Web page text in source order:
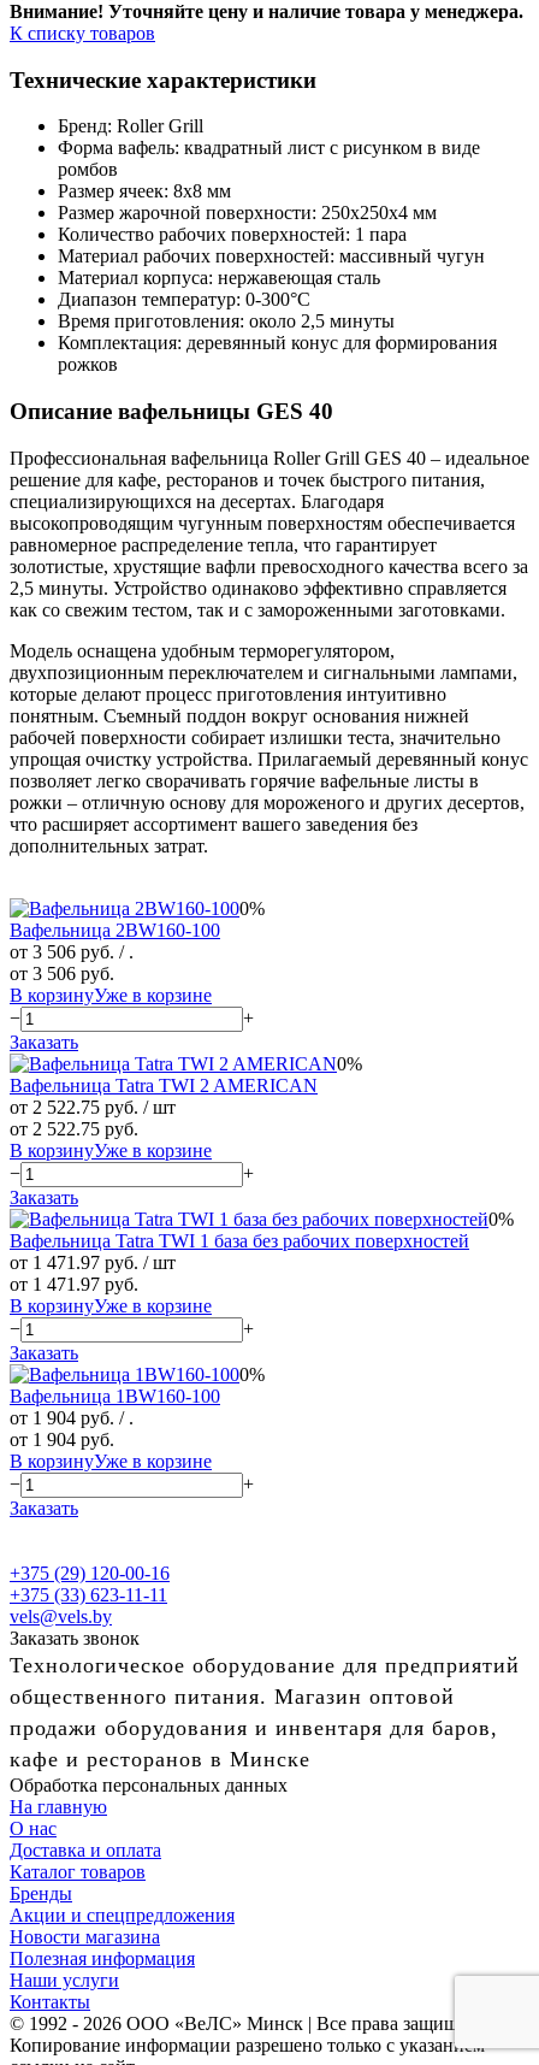
Внимание! Уточняйте цену и наличие товара у менеджера.
К списку товаров
Технические характеристики
Бренд: Roller Grill
Форма вафель: квадратный лист с рисунком в виде
ромбов
Размер ячеек: 8х8 мм
Размер жарочной поверхности: 250х250х4 мм
Количество рабочих поверхностей: 1 пара
Материал рабочих поверхностей: массивный чугун
Материал корпуса: нержавеющая сталь
Диапазон температур: 0-300°C
Время приготовления: около 2,5 минуты
Комплектация: деревянный конус для формирования
рожков
Описание вафельницы GES 40
Профессиональная вафельница Roller Grill GES 40 – идеальное
решение для кафе, ресторанов и точек быстрого питания,
специализирующихся на десертах. Благодаря
высокопроводящим чугунным поверхностям обеспечивается
равномерное распределение тепла, что гарантирует
золотистые, хрустящие вафли превосходного качества всего за
2,5 минуты. Устройство одинаково эффективно справляется
как со свежим тестом, так и с замороженными заготовками.
Модель оснащена удобным терморегулятором,
двухпозиционным переключателем и сигнальными лампами,
которые делают процесс приготовления интуитивно
понятным. Съемный поддон вокруг основания нижней
рабочей поверхности собирает излишки теста, значительно
упрощая очистку устройства. Прилагаемый деревянный конус
позволяет легко сворачивать горячие вафельные листы в
рожки – отличную основу для мороженого и других десертов,
что расширяет ассортимент вашего заведения без
дополнительных затрат.
0%
Вафельница 2BW160-100
от 3 506 руб. / .
от 3 506 руб.
В корзинуУже в корзине
−
+
Заказать
0%
Вафельница Tatra TWI 2 AMERICAN
от 2 522.75 руб. / шт
от 2 522.75 руб.
В корзинуУже в корзине
−
+
Заказать
0%
Вафельница Tatra TWI 1 база без рабочих поверхностей
от 1 471.97 руб. / шт
от 1 471.97 руб.
В корзинуУже в корзине
−
+
Заказать
0%
Вафельница 1BW160-100
от 1 904 руб. / .
от 1 904 руб.
В корзинуУже в корзине
−
+
Заказать
+375 (29) 120-00-16
+375 (33) 623-11-11
vels@vels.by
Заказать звонок
Технологическое оборудование для предприятий
общественного питания. Магазин оптовой
продажи оборудования и инвентаря для баров,
кафе и ресторанов в Минске
Обработка персональных данных
На главную
О нас
Доставка и оплата
Каталог товаров
Бренды
Акции и спецпредложения
Новости магазина
Полезная информация
Наши услуги
Контакты
© 1992 - 2026 ООО «ВеЛС» Минск | Все права защищены
Копирование информации разрешено только с указанием